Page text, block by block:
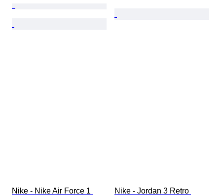
Nike - Nike Air Force 1
Nike - Jordan 3 Retro